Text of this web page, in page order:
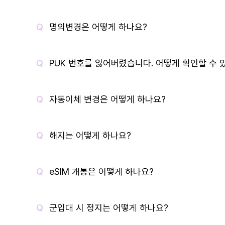
명의변경은 어떻게 하나요?
PUK 번호를 잃어버렸습니다. 어떻게 확인할 수
자동이체 변경은 어떻게 하나요?
해지는 어떻게 하나요?
eSIM 개통은 어떻게 하나요?
군입대 시 정지는 어떻게 하나요?